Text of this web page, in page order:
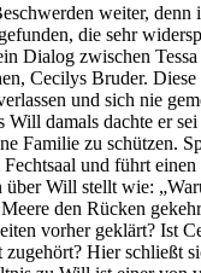
weiter, denn
die sehr
Dialog zwischen
Cecilys Bruder.
und sich nie
Will damals dachte er
Familie zu schützen.
und führt
über Will stellt wie:
den Rücken
vorher geklärt? Ist
zugehört? Hier schließt